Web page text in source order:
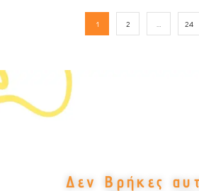
1 2 24
Δεν Βρήκες